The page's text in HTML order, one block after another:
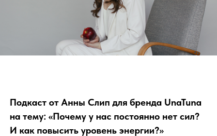
Подкаст от Анны Слип для бренда UnaTuna
на тему: «Почему у нас постоянно нет сил?
И как повысить уровень энергии?»